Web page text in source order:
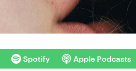
Spotify Apple Podcasts